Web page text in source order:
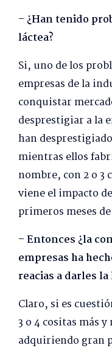
– ¿Han tenido
láctea?
Si, uno de los
empresas de la
conquistar
desprestigiar a la
han
mientras ellos
nombre, con 2 o 3
viene el impacto
primeros meses
– Entonces ¿la
empresas ha
reacias a darles
Claro, si es
3 o 4 cositas más
adquiriendo gran